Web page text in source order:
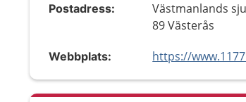
Postadress:
Västmanlands
89 Västerås
Webbplats: